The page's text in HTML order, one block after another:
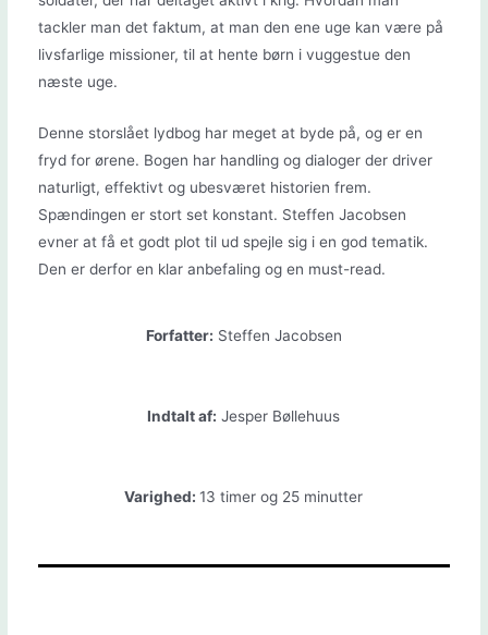
tackler man det faktum, at man den ene uge kan være på
livsfarlige missioner, til at hente børn i vuggestue den
næste uge.
Denne storslået lydbog har meget at byde på, og er en
fryd for ørene. Bogen har handling og dialoger der driver
naturligt, effektivt og ubesværet historien frem.
Spændingen er stort set konstant. Steffen Jacobsen
evner at få et godt plot til ud spejle sig i en god tematik.
Den er derfor en klar anbefaling og en must-read.
Forfatter: Steffen Jacobsen
Indtalt af: Jesper Bøllehuus
Varighed:13 timer og 25 minutter